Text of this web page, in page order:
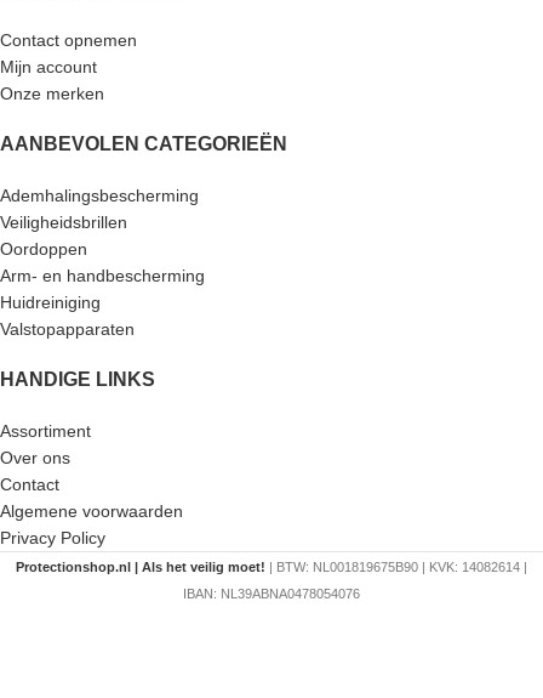
Contact opnemen
Mijn account
Onze merken
AANBEVOLEN CATEGORIEËN
Ademhalingsbescherming
Veiligheidsbrillen
Oordoppen
Arm- en handbescherming
Huidreiniging
Valstopapparaten
HANDIGE LINKS
Assortiment
Over ons
Contact
Algemene voorwaarden
Privacy Policy
Protectionshop.nl | Als het veilig moet! | BTW: NL001819675B90 | KVK: 14082614 |
IBAN: NL39ABNA0478054076